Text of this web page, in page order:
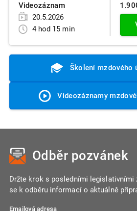
Videozáznam
20.5.2026
4 hod 15 min
Školení mzdového
Videozáznamy
Odběr pozvánek
Držte krok s posledními legislativními
se k odběru informací o aktuálně
Emailová adresa